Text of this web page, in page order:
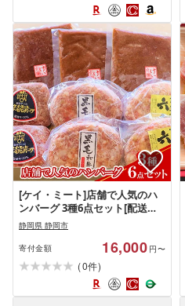
[ケイ・ミート]店舗で人気のハ
ンバーグ 3種6点セット[配送不
可:北海道・沖縄・離島]◆ | 簡単
調理 温めるだけ お肉 ハンバー
グ レトルト
静岡県 静岡市
寄付金額 16,000 円〜
(0件)